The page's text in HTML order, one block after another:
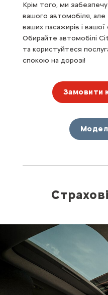
Крім того, ми
вашого автомобіля,
ваших пасажирів і вашої
Обирайте автомобілі
та користуйтеся
спокою на дорозі!
Замовити